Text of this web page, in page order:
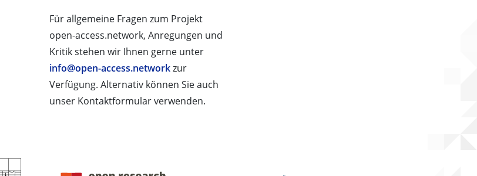
Für allgemeine Fragen zum Projekt
open-access.network, Anregungen und
Kritik stehen wir Ihnen gerne unter
info@open-access.networkzur
Verfügung. Alternativ können Sie auch
unser Kontaktformular verwenden.